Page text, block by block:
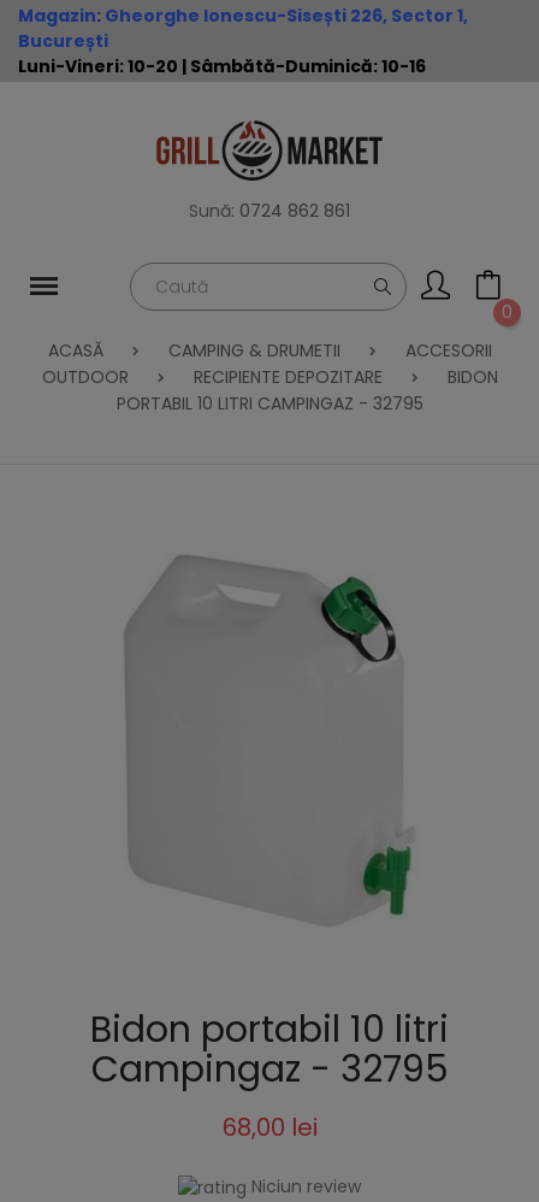
Magazin: Gheorghe Ionescu-Sisești 226, Sector 1,
București
Luni-Vineri: 10-20 | Sâmbătă-Duminică: 10-16
Sună: 0724 862 861
0
ACASĂ
CAMPING & DRUMETII
ACCESORII
OUTDOOR
RECIPIENTE DEPOZITARE
BIDON
PORTABIL 10 LITRI CAMPINGAZ - 32795
Bidon portabil 10 litri
Campingaz - 32795
68,00 lei
Niciun review